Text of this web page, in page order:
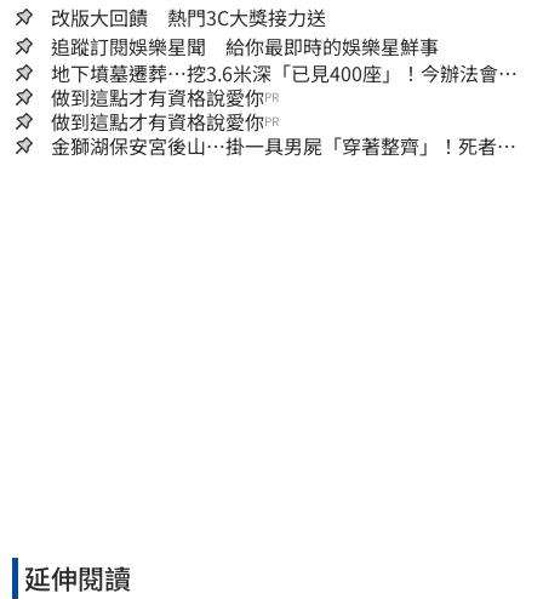
改版大回饋 熱門3C大獎接力送
追蹤訂閱娛樂星聞 給你最即時的娛樂星鮮事
地下墳墓遷葬…挖3.6米深「已見400座」！今辦法會安
撫祖先
做到這點才有資格說愛你PR
做到這點才有資格說愛你PR
金獅湖保安宮後山…掛一具男屍「穿著整齊」！死者身
延伸閱讀